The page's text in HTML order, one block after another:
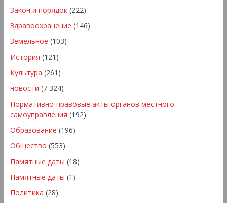
Закон и порядок(222)
Здравоохранение (146)
Земельное (103)
История (121)
Культура (261)
новости (7 324)
Нормативно-правовые акты органов местного
самоуправления (192)
Образование (196)
Общество (553)
Памятные даты (18)
Памятные даты (1)
Политика (28)